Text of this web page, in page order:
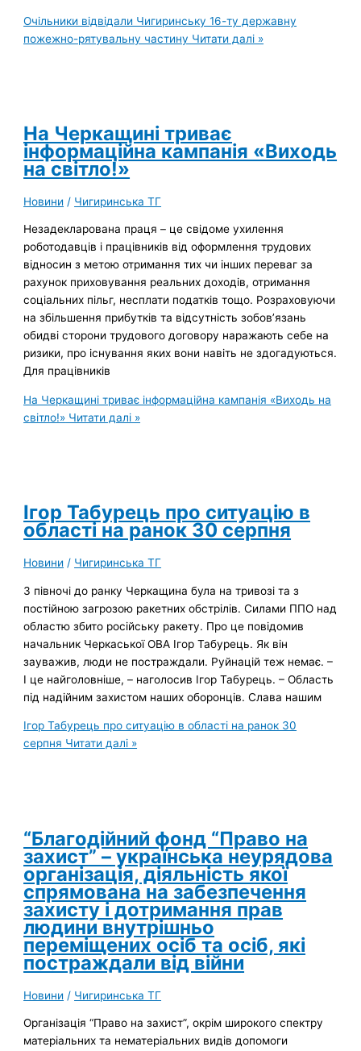
Очільники відвідали Чигиринську 16-ту державну
пожежно-рятувальну частину Читати далі »
На Черкащині триває
інформаційна кампанія «Виходь
на світло!»
Новини / Чигиринська ТГ
Незадекларована праця – це свідоме ухилення
роботодавців і працівників від оформлення трудових
відносин з метою отримання тих чи інших переваг за
рахунок приховування реальних доходів, отримання
соціальних пільг, несплати податків тощо. Розраховуючи
на збільшення прибутків та відсутність зобов’язань
обидві сторони трудового договору наражають себе на
ризики, про існування яких вони навіть не здогадуються.
Для працівників
На Черкащині триває інформаційна кампанія «Виходь на
світло!» Читати далі »
Ігор Табурець про ситуацію в
області на ранок 30 серпня
Новини / Чигиринська ТГ
З півночі до ранку Черкащина була на тривозі та з
постійною загрозою ракетних обстрілів. Силами ППО над
областю збито російську ракету. Про це повідомив
начальник Черкаської ОВА Ігор Табурець. Як він
зауважив, люди не постраждали. Руйнацій теж немає. –
І це найголовніше, – наголосив Ігор Табурець. – Область
під надійним захистом наших оборонців. Слава нашим
Ігор Табурець про ситуацію в області на ранок 30
серпня Читати далі »
“Благодійний фонд “Право на
захист” – українська неурядова
організація, діяльність якої
спрямована на забезпечення
захисту і дотримання прав
людини внутрішньо
переміщених осіб та осіб, які
постраждали від війни
Новини / Чигиринська ТГ
Організація “Право на захист”, окрім широкого спектру
матеріальних та нематеріальних видів допомоги